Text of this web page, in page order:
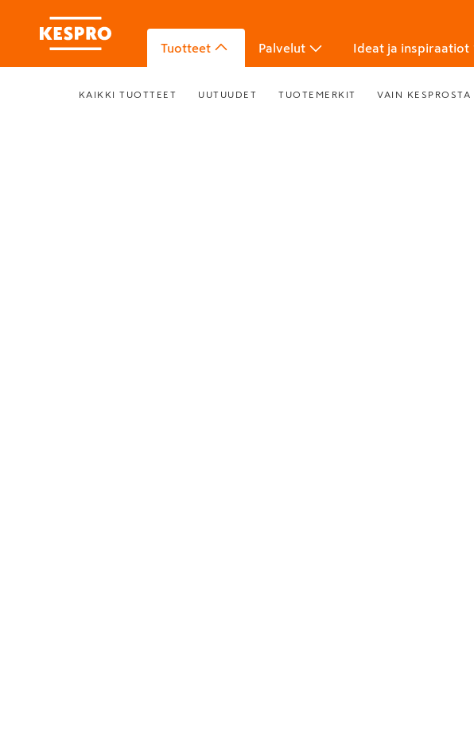
Tuotteet Palvelut Ideat ja inspiraatiot
KAIKKI TUOTTEET UUTUUDET TUOTEMERKIT VAIN KESPROSTA